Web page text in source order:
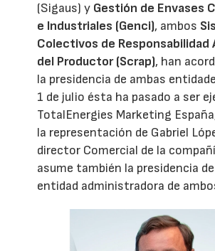
(Sigaus) y Gestión de Envases
e Industriales (Genci), ambos
Colectivos de Responsabilidad
del Productor (Scrap), han
la presidencia de ambas
1 de julio ésta ha pasado a ser
TotalEnergies Marketing
la representación de Gabriel
director Comercial de la
asume también la presidencia de
entidad administradora de